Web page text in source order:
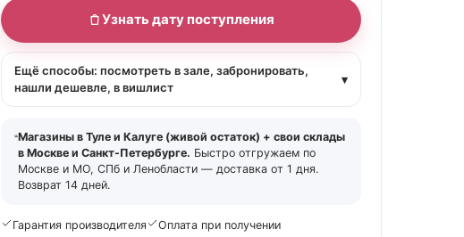
Узнать дату поступления
Ещё способы: посмотреть в зале, забронировать,
нашли дешевле, в вишлист
▾
Магазины в Туле и Калуге (живой остаток) + свои склады
в Москве и Санкт-Петербурге. Быстро отгружаем по
Москве и МО, СПб и Ленобласти — доставка от 1 дня.
Возврат 14 дней.
Гарантия производителя Оплата при получении